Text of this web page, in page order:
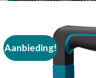
Aanbieding!